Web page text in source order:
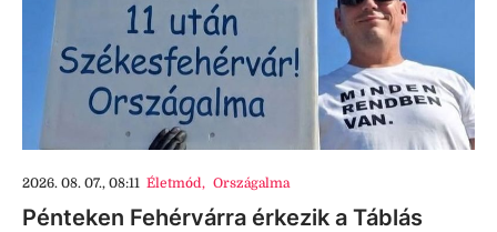
2026. 08. 07., 08:11 Életmód, Országalma
Pénteken Fehérvárra érkezik a Táblás